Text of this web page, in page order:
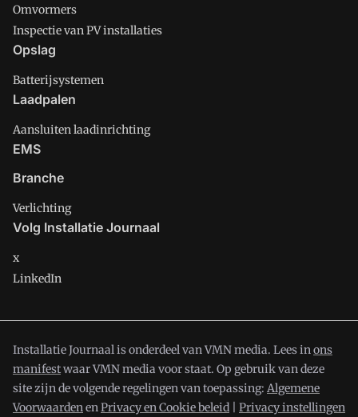
Omvormers
Inspectie van PV installaties
Opslag
Batterijsystemen
Laadpalen
Aansluiten laadinrichting
EMS
Branche
Verlichting
Volg Installatie Journaal
x
LinkedIn
Installatie Journaal is onderdeel van VMN media. Lees inons
manifestwaar VMN media voor staat. Op gebruik van deze
site zijn de volgende regelingen van toepassing: Algemene
VoorwaardenenPrivacy en Cookie beleid Privacy instellingen